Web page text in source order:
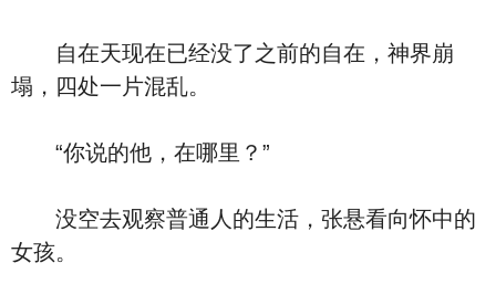
自在天现在已经没了之前的自在，神界崩
塌，四处一片混乱。
“你说的他，在哪里？”
没空去观察普通人的生活，张悬看向怀中的
女孩。